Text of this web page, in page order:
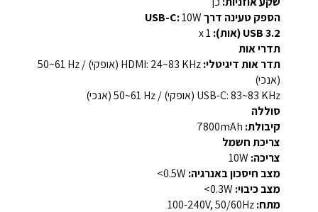
הספק טעינה דרך USB-C:10W
USB 3.2 (אות):
תדרי אות
תדר אות דיגיטלי:
HDMI: ‎24~83‎ KHz (אופקי) / ‎50~61‎ Hz
(אנכי)
USB-C: ‎83~83‎ KHz (אופקי) / ‎50~61‎ Hz (אנכי)
סוללה
קיבולת:
צריכת חשמל
צריכה:
מצב חיסכון באנרגיה:
מצב כיבוי:
מתח: